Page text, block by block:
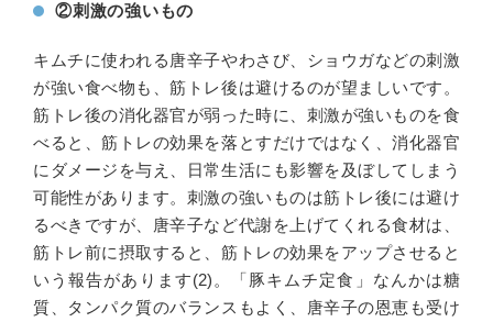
②刺激の強いもの
キムチに使われる唐辛子やわさび、ショウガなどの刺激
が強い食べ物も、筋トレ後は避けるのが望ましいです。
筋トレ後の消化器官が弱った時に、刺激が強いものを食
べると、筋トレの効果を落とすだけではなく、消化器官
にダメージを与え、日常生活にも影響を及ぼしてしまう
可能性があります。刺激の強いものは筋トレ後には避け
るべきですが、唐辛子など代謝を上げてくれる食材は、
筋トレ前に摂取すると、筋トレの効果をアップさせると
いう報告があります(2)。「豚キムチ定食」なんかは糖
質、タンパク質のバランスもよく、唐辛子の恩恵も受け